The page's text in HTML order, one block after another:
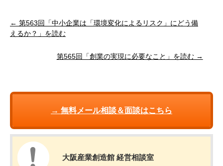
← 第563回「中小企業は「環境変化によるリスク」にどう備
えるか？」を読む
第565回「創業の実現に必要なこと」を読む →
→ 無料メール相談＆面談はこちら
大阪産業創造館 経営相談室